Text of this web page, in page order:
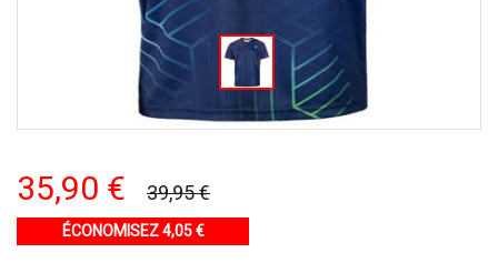
35,90 € 39,95 €
ÉCONOMISEZ 4,05 €